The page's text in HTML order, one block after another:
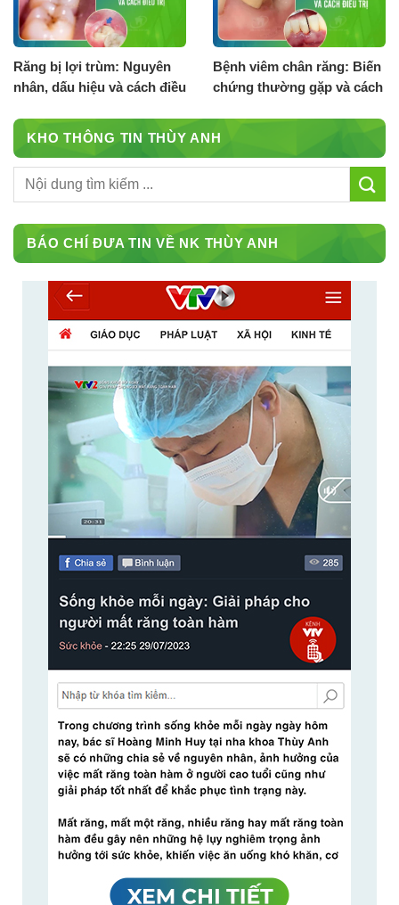
Răng bị lợi trùm: Nguyên
nhân, dấu hiệu và cách điều
Bệnh viêm chân răng: Biến
chứng thường gặp và cách
KHO THÔNG TIN THÙY ANH
BÁO CHÍ ĐƯA TIN VỀ NK THÙY ANH